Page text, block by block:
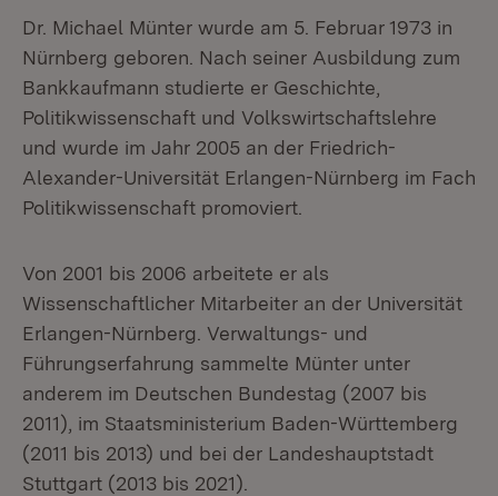
Dr. Michael Münter wurde am 5. Februar 1973 in
Nürnberg geboren. Nach seiner Ausbildung zum
Bankkaufmann studierte er Geschichte,
Politikwissenschaft und Volkswirtschaftslehre
und wurde im Jahr 2005 an der Friedrich-
Alexander-Universität Erlangen-Nürnberg im Fach
Politikwissenschaft promoviert.
Von 2001 bis 2006 arbeitete er als
Wissenschaftlicher Mitarbeiter an der Universität
Erlangen-Nürnberg. Verwaltungs- und
Führungserfahrung sammelte Münter unter
anderem im Deutschen Bundestag (2007 bis
2011), im Staatsministerium Baden-Württemberg
(2011 bis 2013) und bei der Landeshauptstadt
Stuttgart (2013 bis 2021).